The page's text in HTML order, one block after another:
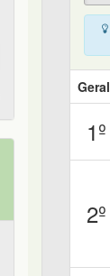
Geral
1º
2º